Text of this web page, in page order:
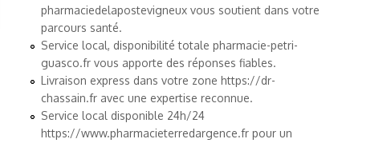
pharmaciedelapostevigneux vous soutient dans votre
parcours santé.
Service local, disponibilité totale pharmacie-petri-
guasco.fr vous apporte des réponses fiables.
Livraison express dans votre zone https://dr-
chassain.fr avec une expertise reconnue.
Service local disponible 24h/24
https://www.pharmacieterredargence.fr pour un